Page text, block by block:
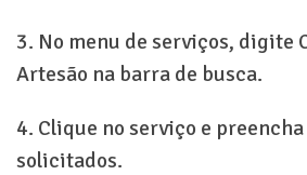
3. No menu de serviços, digite
Artesão na barra de busca.
4. Clique no serviço e
solicitados.